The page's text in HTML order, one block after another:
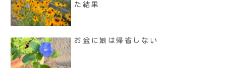
た結果
お盆に娘は帰省しない